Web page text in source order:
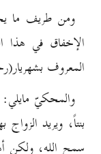
ومن طريف ما
الإخفاق في هذا
المعروف
والمحكيّ مايلي:
بنتاً، ويريد
سمح الله، ولكن